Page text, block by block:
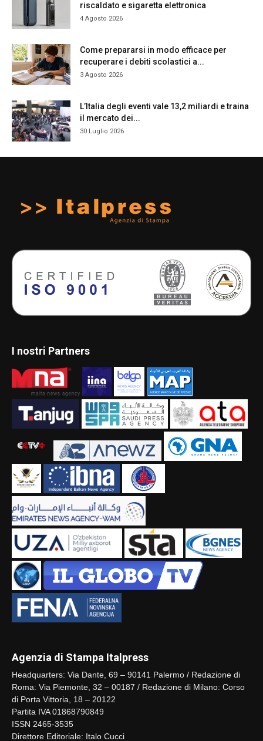
riscaldato e sigaretta elettronica
4 Agosto 2026
Come prepararsi in modo efficace per
recuperare i debiti scolastici a...
3 Agosto 2026
L’Italia degli eventi vale 13,2 miliardi e traina
il mercato dei...
30 Luglio 2026
I nostri Partners
Agenzia di Stampa Italpress
Headquarters: Via Dante, 69 – 90141 Palermo / Redazione di
Roma: Via Piemonte, 32 – 00187 / Redazione di Milano: Corso
di Porta Vittoria, 18 – 20122
Partita IVA 01868790849
ISSN 2465-3535
Direttore Editoriale: Italo Cucci